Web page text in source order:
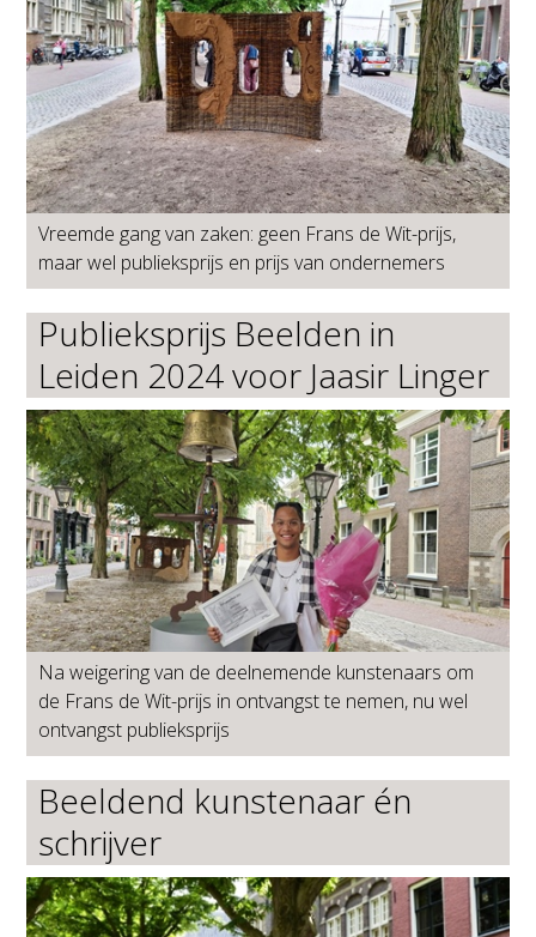
Vreemde gang van zaken: geen Frans de Wit-prijs,
maar wel publieksprijs en prijs van ondernemers
Publieksprijs Beelden in
Leiden 2024 voor Jaasir Linger
Na weigering van de deelnemende kunstenaars om
de Frans de Wit-prijs in ontvangst te nemen, nu wel
ontvangst publieksprijs
Beeldend kunstenaar én
schrijver